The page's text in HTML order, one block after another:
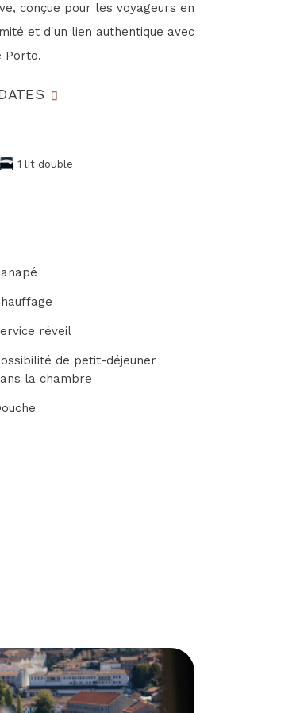
1 lit double
conçue pour les voyageurs en
et d'un lien authentique avec
Porto.
réveil
de petit-déjeuner
la chambre